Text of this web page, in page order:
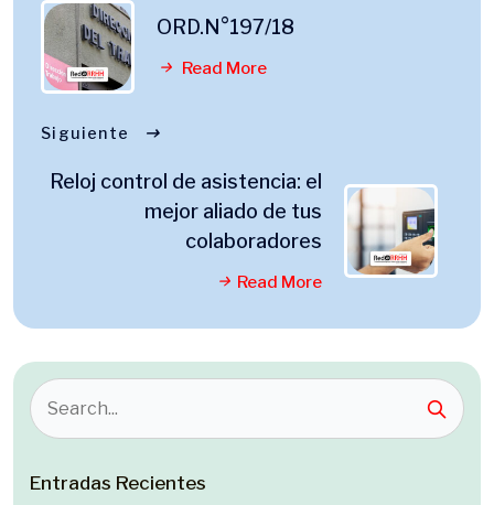
ORD.N°197/18
Read More
Siguiente
Reloj control de asistencia: el
mejor aliado de tus
colaboradores
Read More
Entradas Recientes